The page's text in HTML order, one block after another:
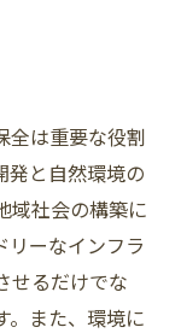
全は重要な役割
発と自然環境の
域社会の構築に
リーなインフラ
せるだけでな
。また、環境に